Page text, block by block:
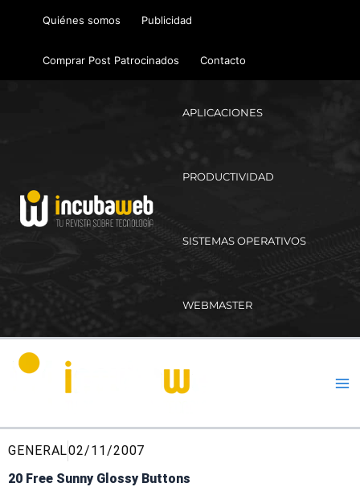
Quiénes somos Publicidad
Comprar Post Patrocinados Contacto
APLICACIONES
PRODUCTIVIDAD
SISTEMAS OPERATIVOS
WEBMASTER
GENERAL02/11/2007
20 Free Sunny Glossy Buttons